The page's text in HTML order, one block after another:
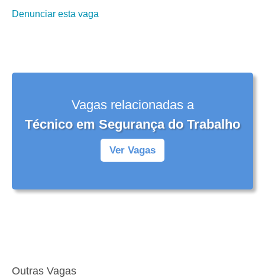
Denunciar esta vaga
Vagas relacionadas a
Técnico em Segurança do Trabalho
Ver Vagas
Outras Vagas